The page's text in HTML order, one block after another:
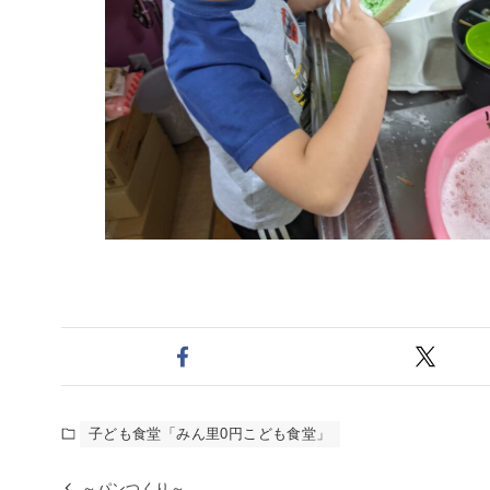
子ども食堂「みん里0円こども食堂」